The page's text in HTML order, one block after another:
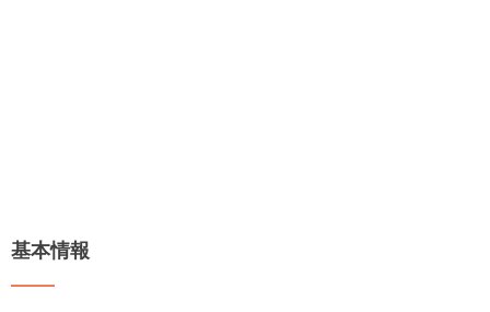
基本情報